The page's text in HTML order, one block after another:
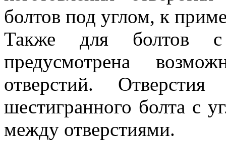
болтов под углом, к
Также для болтов с
предусмотрена
отверстий.
шестигранного болта с
между отверстиями.